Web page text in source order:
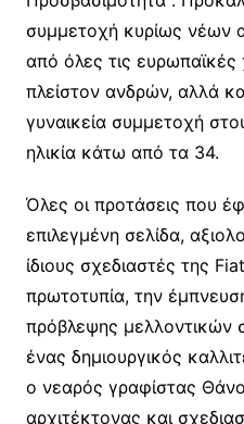
συμμετοχή κυρίως
από όλες τις
πλείστον ανδρών, αλλά
γυναικεία συμμετοχή
ηλικία κάτω από τα 34.
Όλες οι προτάσεις που
επιλεγμένη σελίδα,
ίδιους σχεδιαστές της
πρωτοτυπία, την
πρόβλεψης μελλοντικών
ένας δημιουργικός
ο νεαρός γραφίστας
αρχιτέκτονας και